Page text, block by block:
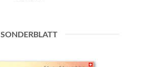
SONDERBLATT